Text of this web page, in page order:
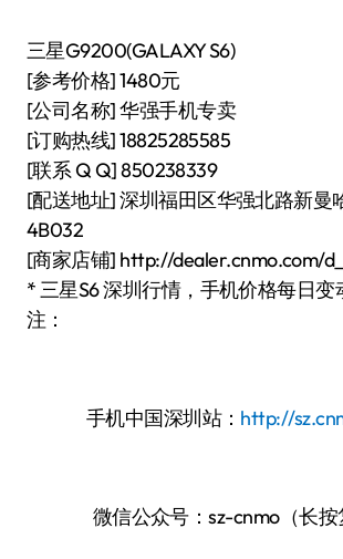
三星G9200(GALAXY S6)
[参考价格] 1480元
[公司名称] 华强手机专卖
[订购热线] 18825285585
[联系 Q Q] 850238339
[配送地址] 深圳福田区华强北路新曼
4B032
[商家店铺] http://dealer.cnmo.com/
* 三星S6 深圳行情，手机价格每日变
注：
手机中国深圳站： http://
微信公众号：sz-cnmo（长按